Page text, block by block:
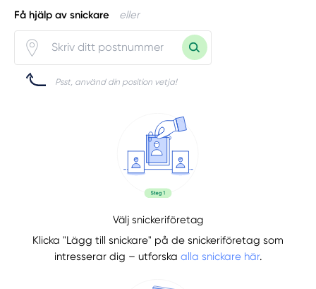
Få hjälp av snickare eller
Psst, använd din position vetja!
Välj snickeriföretag
Klicka "Lägg till snickare" på de snickeriföretag som
intresserar dig – utforska alla snickare här.